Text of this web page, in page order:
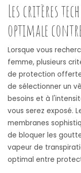
Les critères
optimale
Lorsque vous
femme, plusieurs
de protection
de sélectionner un
besoins et à
vous serez exposé.
membranes
de bloquer les
vapeur de
optimal entre